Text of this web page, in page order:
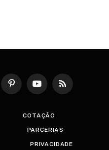
PinterestYouTubeRSS
COTAÇÃO
PARCERIAS
PRIVACIDADE